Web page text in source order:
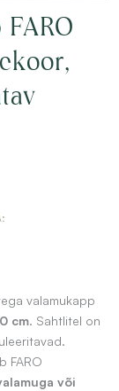
valamukapp
cm. Sahtlitel on
FARO
või